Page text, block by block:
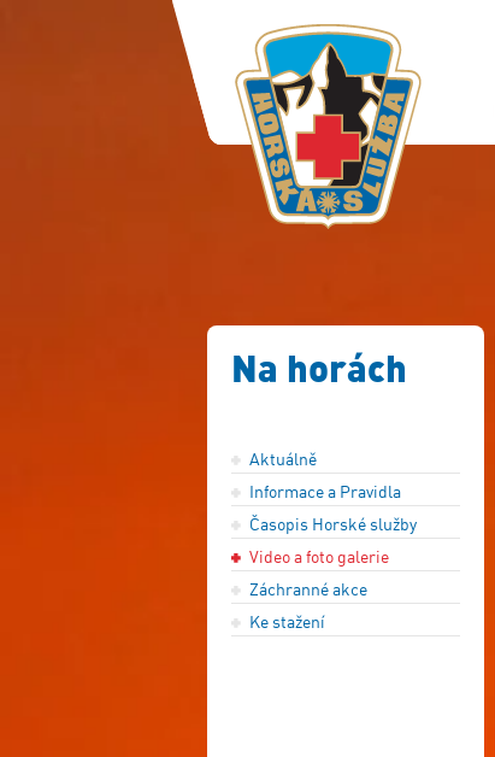
Na horách
Aktuálně
Informace a Pravidla
Časopis Horské služby
Video a foto galerie
Záchranné akce
Ke stažení